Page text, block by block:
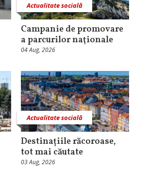
Actualitate socială
Campanie de promovare
a parcurilor naţionale
04 Aug, 2026
Actualitate socială
Destinațiile răcoroase,
tot mai căutate
03 Aug, 2026